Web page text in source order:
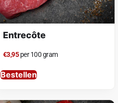
Entrecôte
€3,95per 100 gram
Bestellen